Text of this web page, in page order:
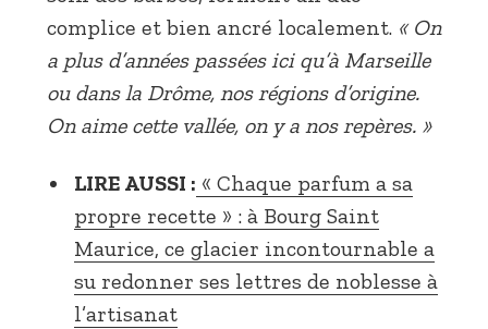
complice et bien ancré localement. « On
a plus d’années passées ici qu’à Marseille
ou dans la Drôme, nos régions d’origine.
On aime cette vallée, on y a nos repères. »
LIRE AUSSI : « Chaque parfum a sa
propre recette » : à Bourg Saint
Maurice, ce glacier incontournable a
su redonner ses lettres de noblesse à
l’artisanat